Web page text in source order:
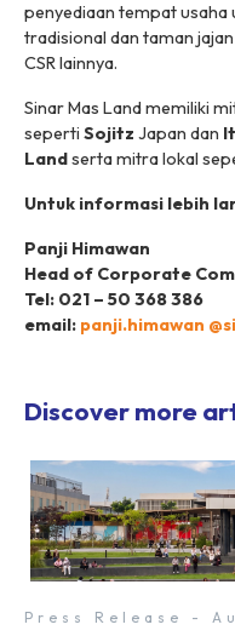
penyediaan tempat usaha
tradisional dan taman
CSR lainnya.
Sinar Mas Land memiliki
seperti Sojitz Japan dan
Landserta mitra lokal
Untuk informasi lebih
Panji Himawan
Head of Corporate
Tel: 021 – 50 368 386
email: panji.himawan
Discover more
Press Release -